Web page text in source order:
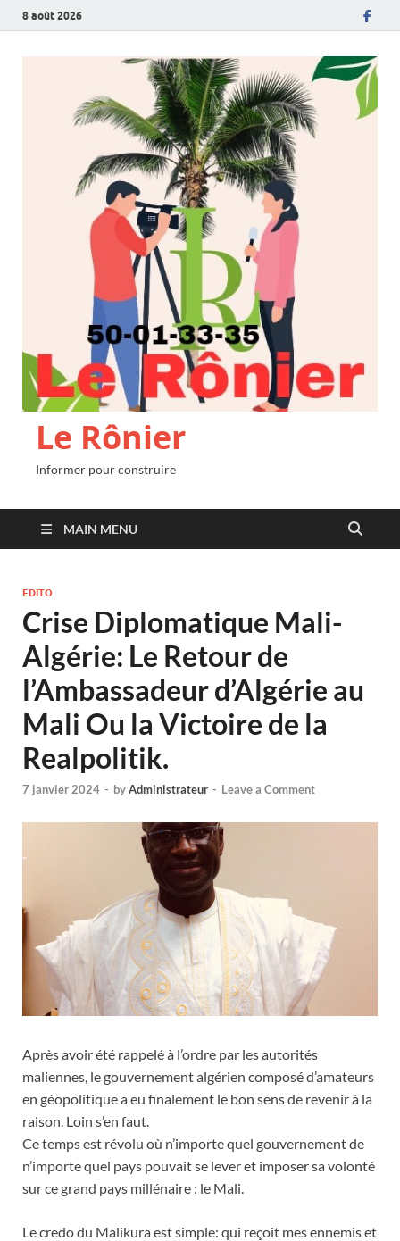
8 août 2026
Le Rônier
Informer pour construire
MAIN MENU
EDITO
Crise Diplomatique Mali-
Algérie: Le Retour de
l’Ambassadeur d’Algérie au
Mali Ou la Victoire de la
Realpolitik.
7 janvier 2024 - byAdministrateur - Leave a Comment
Après avoir été rappelé à l’ordre par les autorités
maliennes, le gouvernement algérien composé d’amateurs
en géopolitique a eu finalement le bon sens de revenir à la
raison. Loin s’en faut.
Ce temps est révolu où n’importe quel gouvernement de
n’importe quel pays pouvait se lever et imposer sa volonté
sur ce grand pays millénaire : le Mali.
Le credo du Malikura est simple: qui reçoit mes ennemis et